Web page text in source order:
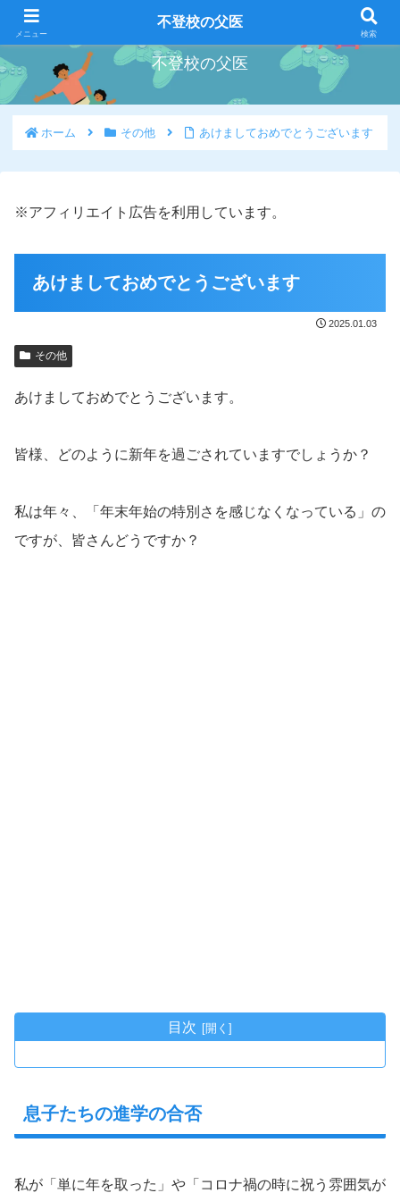
好きな事を好きな時にやろう
不登校の父医
ホーム その他 あけましておめでとうございます
※アフィリエイト広告を利用しています。
あけましておめでとうございます
2025.01.03
その他
あけましておめでとうございます。
皆様、どのように新年を過ごされていますでしょうか？
私は年々、「年末年始の特別さを感じなくなっている」の
ですが、皆さんどうですか？
目次
息子たちの進学の合否
私が「単に年を取った」や「コロナ禍の時に祝う雰囲気が
メニュー
不登校の父医
検索